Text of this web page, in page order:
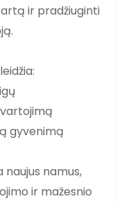
ir pradžiuginti
gyvenimą
naujus namus,
ir mažesnio